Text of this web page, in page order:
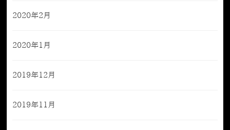
2020年2月
2020年1月
2019年12月
2019年11月